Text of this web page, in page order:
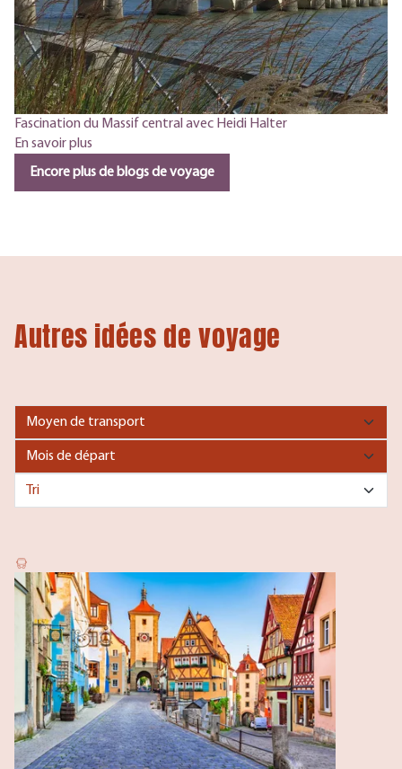
Fascination du Massif central avec Heidi Halter
En savoir plus
Encore plus de blogs de voyage
Autres idées de voyage